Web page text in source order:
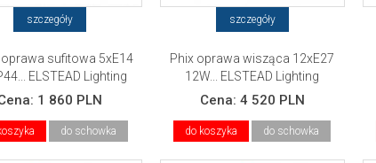
szczegóły
sufitowa 5xE14
ELSTEAD Lighting
1 860 PLN
do schowka
szczegóły
Phix oprawa wisząca 12xE27
12W... ELSTEAD Lighting
Cena: 4 520 PLN
do koszyka do schowka